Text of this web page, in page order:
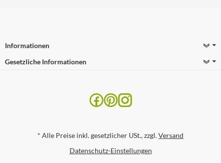
Informationen
Gesetzliche Informationen
* Alle Preise inkl. gesetzlicher USt., zzgl.Versand
Datenschutz-Einstellungen